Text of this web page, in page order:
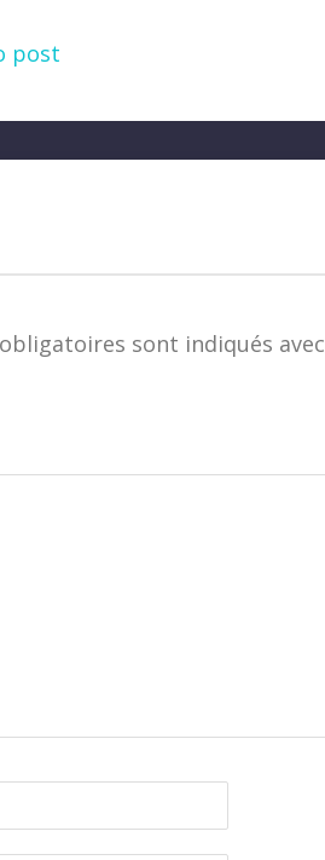
post
sont indiqués avec